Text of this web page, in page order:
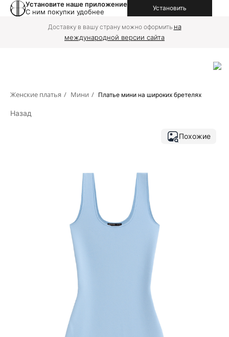
Установите наше приложение
С ним покупки удобнее
Установить
Доставку в вашу страну можно оформить на
международной версии сайта
Женские платья / Мини / Платье мини на широких бретелях
Назад
Похожие